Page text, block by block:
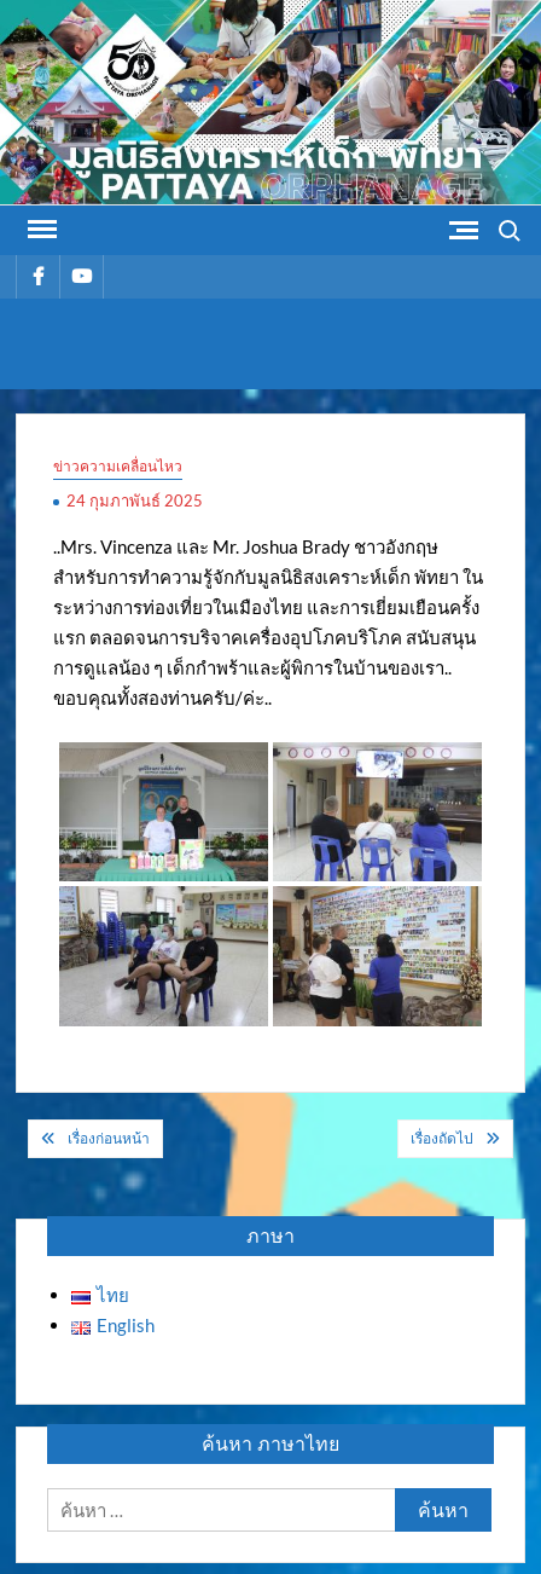
Skip
to
content
รายการรายการ
สงเคราะห์
ข่าวความเคลื่อนไหว
24 กุมภาพันธ์ 2025
..Mrs. Vincenza และ Mr. Joshua Brady ชาวอังกฤษ
สำหรับการทำความรู้จักกับมูลนิธิสงเคราะห์เด็ก พัทยา ใน
ระหว่างการท่องเที่ยวในเมืองไทย และการเยี่ยมเยือนครั้ง
แรก ตลอดจนการบริจาคเครื่องอุปโภคบริโภค สนับสนุน
การดูแลน้อง ๆ เด็กกำพร้าและผู้พิการในบ้านของเรา..
ขอบคุณทั้งสองท่านครับ/ค่ะ..
แนะแนว
เรื่องก่อนหน้า เรื่องถัดไป
ภาษา
ไทย
English
ค้นหา ภาษาไทย
ค้นหา
สำหรับ: